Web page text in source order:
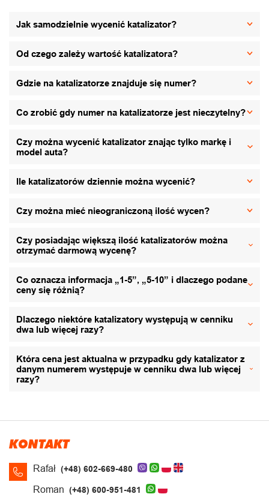
Jak samodzielnie wycenić katalizator?
Od czego zależy wartość katalizatora?
Gdzie na katalizatorze znajduje się numer?
Co zrobić gdy numer na katalizatorze jest nieczytelny?
Czy można wycenić katalizator znając tylko markę i
model auta?
Ile katalizatorów dziennie można wycenić?
Czy można mieć nieograniczoną ilość wycen?
Czy posiadając większą ilość katalizatorów można
otrzymać darmową wycenę?
Co oznacza informacja „1-5”, „5-10” i dlaczego podane
ceny się różnią?
Dlaczego niektóre katalizatory występują w cenniku
dwa lub więcej razy?
Która cena jest aktualna w przypadku gdy katalizator z
danym numerem występuje w cenniku dwa lub więcej
razy?
KONTAKT
Rafał (+48) 602-669-480
Roman (+48) 600-951-481